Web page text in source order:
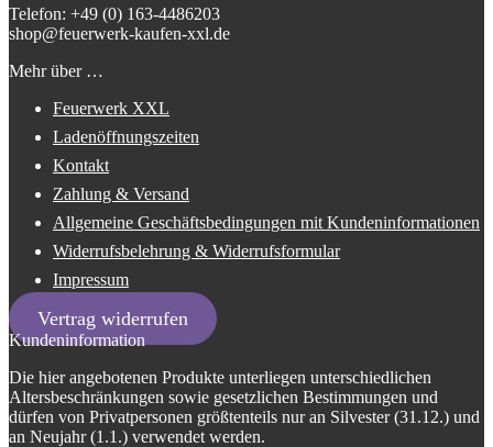
Telefon: +49 (0) 163-4486203
shop@feuerwerk-kaufen-xxl.de
Mehr über …
Feuerwerk XXL
Ladenöffnungszeiten
Kontakt
Zahlung & Versand
Allgemeine Geschäftsbedingungen mit Kundeninformationen
Widerrufsbelehrung & Widerrufsformular
Impressum
Vertrag widerrufen
Kundeninformation
Die hier angebotenen Produkte unterliegen unterschiedlichen
Altersbeschränkungen sowie gesetzlichen Bestimmungen und
dürfen von Privatpersonen größtenteils nur an Silvester (31.12.) und
an Neujahr (1.1.) verwendet werden.